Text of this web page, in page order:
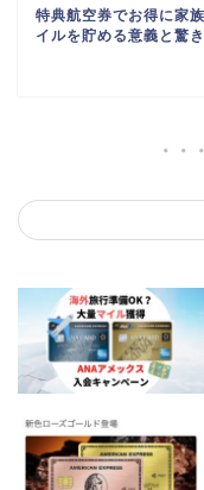
特典航空券でお得に家
イルを貯める意義と驚